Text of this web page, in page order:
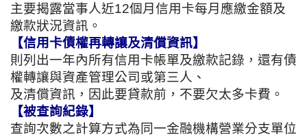
主要揭露當事人近12個月信用卡每月應繳金額及
繳款狀況資訊。
【信用卡債權再轉讓及清償資訊】
則列出一年內所有信用卡帳單及繳款記錄，還有債
權轉讓與資產管理公司或第三人、
及清償資訊，因此要貸款前，不要欠太多卡費。
【被查詢紀錄】
查詢次數之計算方式為同一金融機構營業分支單位